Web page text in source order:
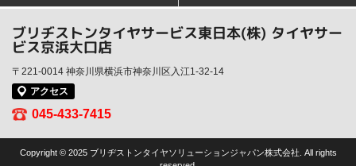
ブリヂストンタイヤサービス東日本(株) タイヤサー
ビス京浜大口店
〒221-0014 神奈川県横浜市神奈川区入江1-32-14
アクセス
045-433-7415
Copyright © 2025 ブリヂストンタイヤソリューションジャパン株式会社. All rights